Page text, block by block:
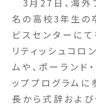
名の高校3年生の
ビスセンターにて
リティッシュコロ
ムや、ポーランド
ッププログラムに
長から式辞およ